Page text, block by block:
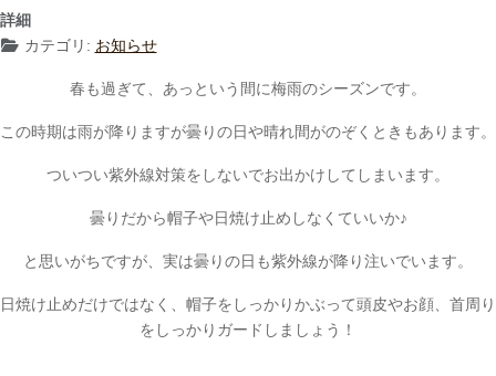
詳細
カテゴリ: お知らせ
春も過ぎて、あっという間に梅雨のシーズンです。
この時期は雨が降りますが曇りの日や晴れ間がのぞくときもあります。
ついつい紫外線対策をしないでお出かけしてしまいます。
曇りだから帽子や日焼け止めしなくていいか♪
と思いがちですが、実は曇りの日も紫外線が降り注いでいます。
日焼け止めだけではなく、帽子をしっかりかぶって頭皮やお顔、首周り
をしっかりガードしましょう！